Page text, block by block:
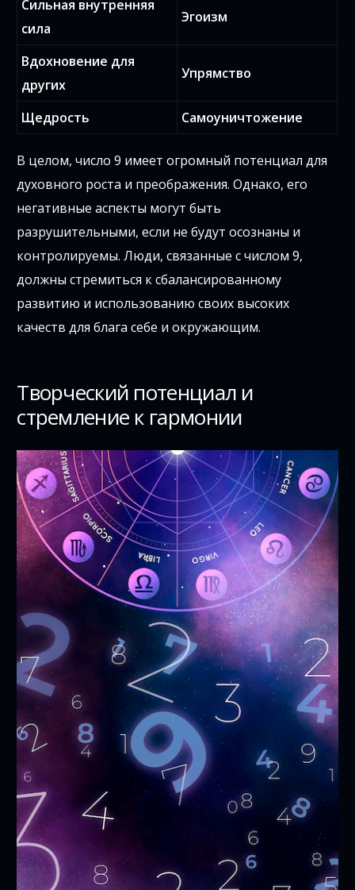
Сильная внутренняя
сила
Эгоизм
Вдохновение для
других
Упрямство
Щедрость Самоуничтожение
В целом, число 9 имеет огромный потенциал для
духовного роста и преображения. Однако, его
негативные аспекты могут быть
разрушительными, если не будут осознаны и
контролируемы. Люди, связанные с числом 9,
должны стремиться к сбалансированному
развитию и использованию своих высоких
качеств для блага себе и окружающим.
Творческий потенциал и
стремление к гармонии